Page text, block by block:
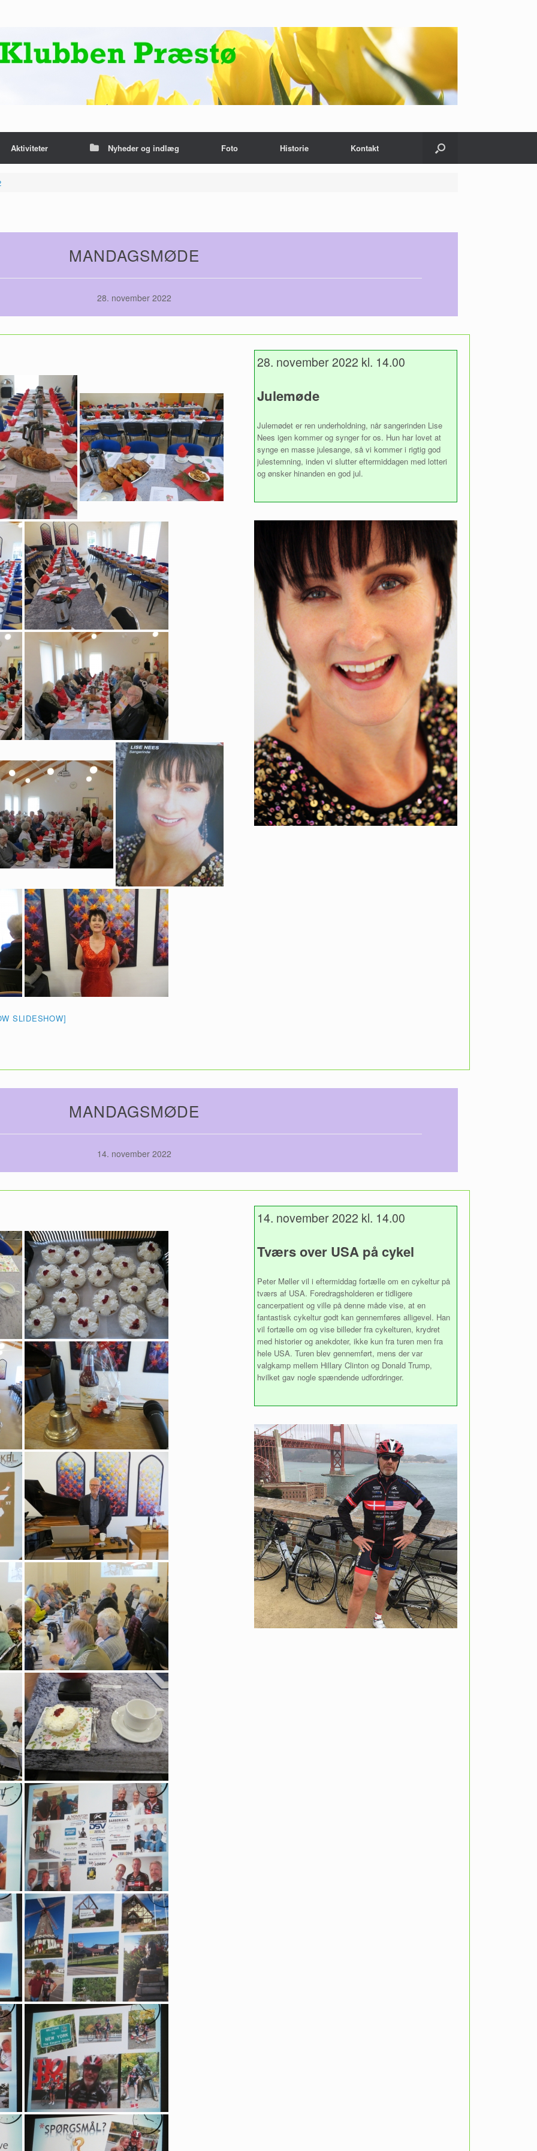
Aktiviteter Nyheder og indlæg Foto Historie Kontakt
MANDAGSMØDE
28. november 2022
SLIDESHOW]
28. november 2022 kl. 14.00
Julemøde
Julemødet er ren underholdning, når sangerinden Lise
Nees igen kommer og synger for os. Hun har lovet at
synge en masse julesange, så vi kommer i rigtig god
julestemning, inden vi slutter eftermiddagen med lotteri
og ønsker hinanden en god jul.
MANDAGSMØDE
14. november 2022
14. november 2022 kl. 14.00
Tværs over USA på cykel
Peter Møller vil i eftermiddag fortælle om en cykeltur på
tværs af USA. Foredragsholderen er tidligere
cancerpatient og ville på denne måde vise, at en
fantastisk cykeltur godt kan gennemføres alligevel. Han
vil fortælle om og vise billeder fra cykelturen, krydret
med historier og anekdoter, ikke kun fra turen men fra
hele USA. Turen blev gennemført, mens der var
valgkamp mellem Hillary Clinton og Donald Trump,
hvilket gav nogle spændende udfordringer.